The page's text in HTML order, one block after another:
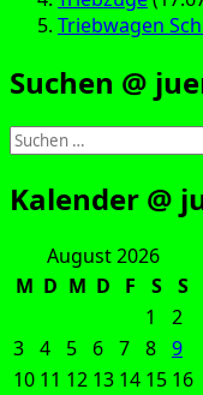
Triebwagen
Suchen @
Suchen
nach:
Kalender @
August 2026
M D M D F S
S
1
2
3 4 5 6 7 8 9
10 11 12 13 14 15 16